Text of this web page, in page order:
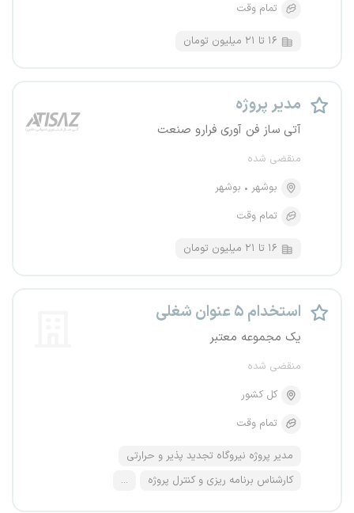
تمام وقت
۱۶ تا ۲۱ میلیون تومان
مدیر پروژه
آتی ساز فن آوری فرارو صنعت
منقضی شده
بوشهر
بوشهر
تمام وقت
۱۶ تا ۲۱ میلیون تومان
استخدام ۵ عنوان شغلی
یک مجموعه معتبر
منقضی شده
کل کشور
تمام وقت
مدیر پروژه نیروگاه تجدید پذیر و حرارتی
کارشناس برنامه ریزی و کنترل پروژه
...